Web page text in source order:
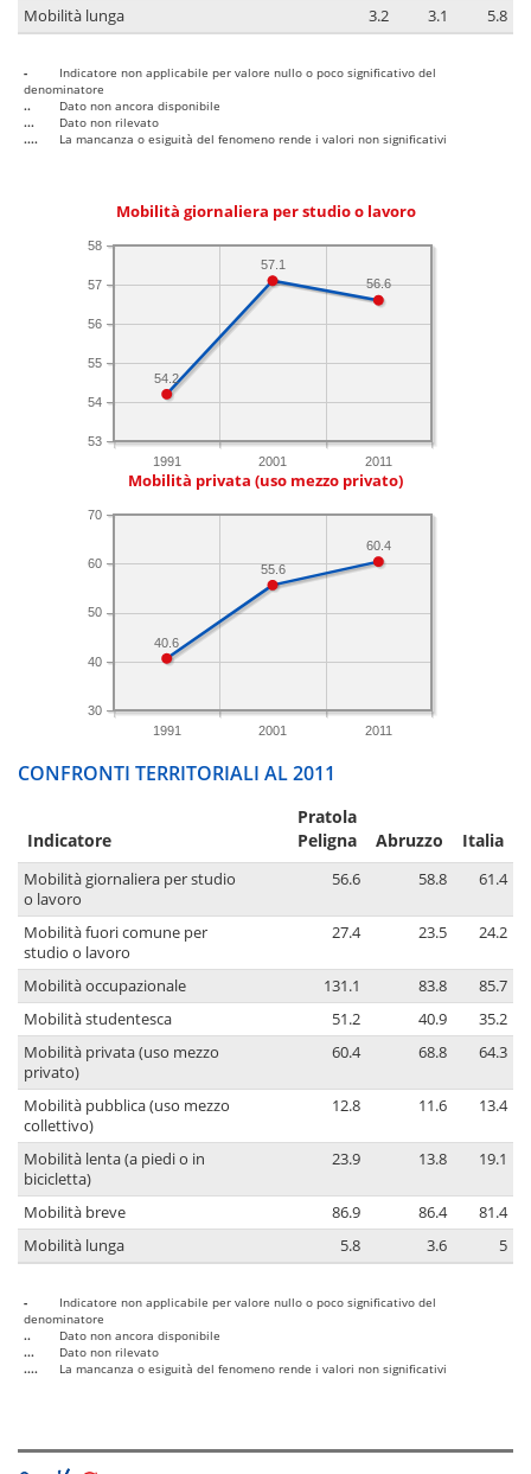
Mobilità lunga
3.2 3.1 5.8
-
Indicatore non applicabile per valore nullo o poco significativo del
denominatore
..
Dato non ancora disponibile
...
Dato non rilevato
....
La mancanza o esiguità del fenomeno rende i valori non significativi
Mobilità giornaliera per studio o lavoro
1991 2001 2011
53
54
55
56
57
58
56.6
57.1
54.2
Mobilità privata (uso mezzo privato)
1991 2001 2011
30
40
50
60
70
60.4
55.6
40.6
CONFRONTI TERRITORIALI AL 2011
Indicatore
Pratola
Peligna
Abruzzo Italia
Mobilità giornaliera per studio
o lavoro
56.6 58.8 61.4
Mobilità fuori comune per
studio o lavoro
27.4 23.5 24.2
Mobilità occupazionale 131.1 83.8
85.7
Mobilità studentesca
51.2 40.9
35.2
Mobilità privata (uso mezzo
privato)
60.4 68.8 64.3
Mobilità pubblica (uso mezzo
collettivo)
12.8 11.6 13.4
Mobilità lenta (a piedi o in
bicicletta)
23.9 13.8 19.1
Mobilità breve 86.9 86.4
81.4
Mobilità lunga
5.8 3.6 5
-
Indicatore non applicabile per valore nullo o poco significativo del
denominatore
..
Dato non ancora disponibile
...
Dato non rilevato
....
La mancanza o esiguità del fenomeno rende i valori non significativi